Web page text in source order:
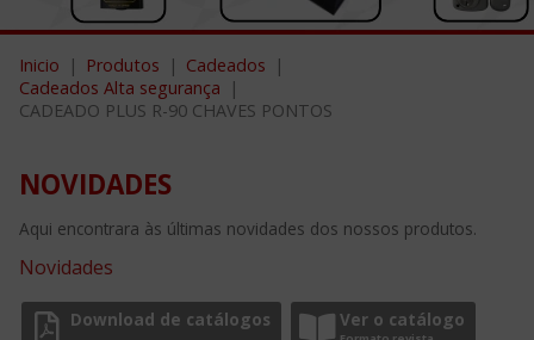
Inicio Produtos
Cadeados
Cadeados Alta segurança
CADEADO PLUS R-90 CHAVES PONTOS
NOVIDADES
Aqui encontrara às últimas novidades dos nossos produtos.
Novidades
Download de catálogos Ver o catálogo